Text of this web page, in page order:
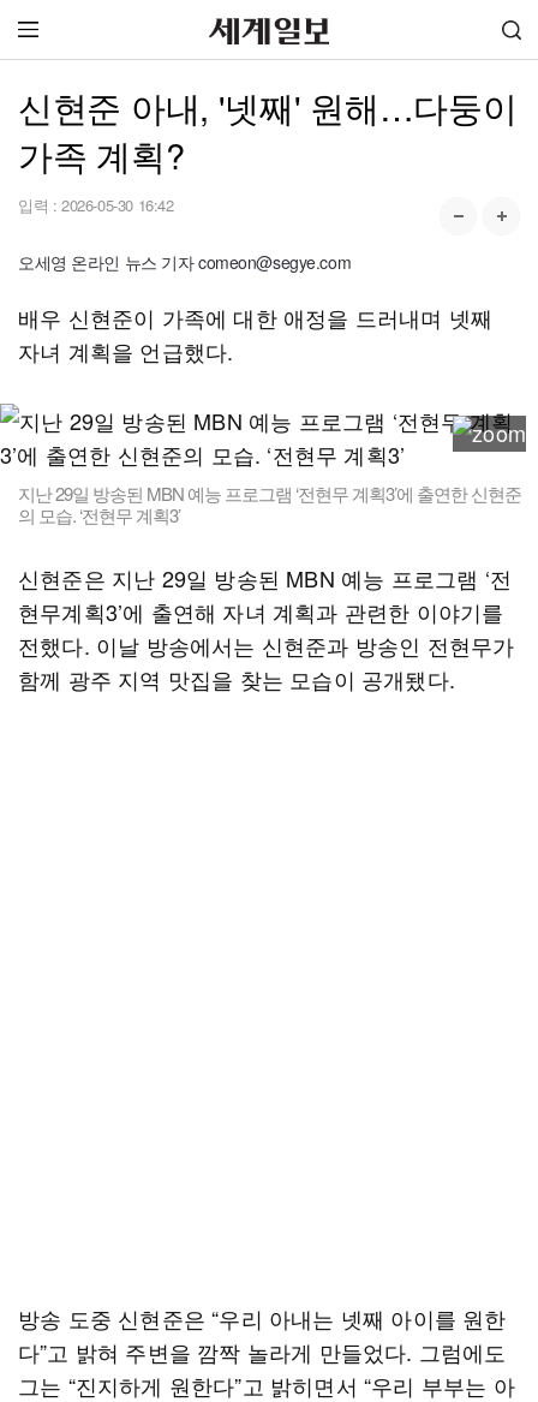
신현준 아내, '넷째' 원해…다둥이
가족 계획?
입력 : 2026-05-30 16:42
오세영 온라인 뉴스 기자 comeon@segye.com
배우 신현준이 가족에 대한 애정을 드러내며 넷째
자녀 계획을 언급했다.
지난 29일 방송된 MBN 예능 프로그램 ‘전현무 계획3’에 출연한 신현준
의 모습. ‘전현무 계획3’
신현준은 지난 29일 방송된 MBN 예능 프로그램 ‘전
현무계획3’에 출연해 자녀 계획과 관련한 이야기를
전했다. 이날 방송에서는 신현준과 방송인 전현무가
함께 광주 지역 맛집을 찾는 모습이 공개됐다.
방송 도중 신현준은 “우리 아내는 넷째 아이를 원한
다”고 밝혀 주변을 깜짝 놀라게 만들었다. 그럼에도
그는 “진지하게 원한다”고 밝히면서 “우리 부부는 아